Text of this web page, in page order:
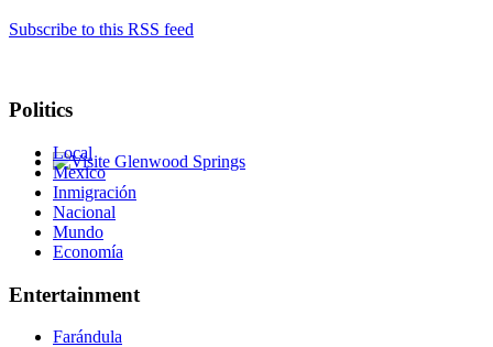
Glenwood Springs - Bello y Encantador
Subscribe to this RSS feed
Politics
Local
Mexico
Inmigración
Nacional
Mundo
Economía
Entertainment
Farándula